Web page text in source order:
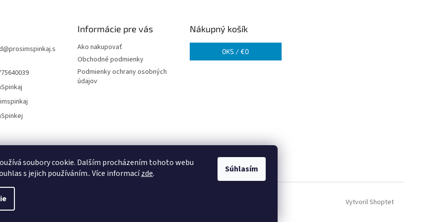
soubory cookie. Dalším procházením tohoto webu
s jejich používáním.. Více informacízde. Súhlasím
@prosimspinkaj.s
Informácie pre vás
Ako nakupovať
Obchodné podmienky
Podmienky ochrany osobných
údajov
Nákupný košík
0KS /€0
eshop.prosimspinkej.cz
Vytvoril Shoptet
Upraviť nastavenie cookies